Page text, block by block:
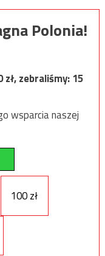
Polonia!
zł, zebraliśmy:15
wsparcia naszej
100 zł